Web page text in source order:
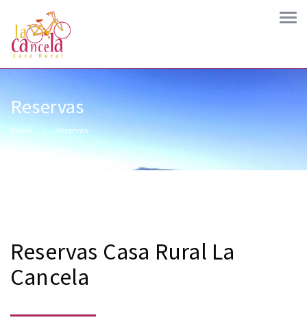
Reservas
Home Reservas
Reservas Casa Rural La
Cancela